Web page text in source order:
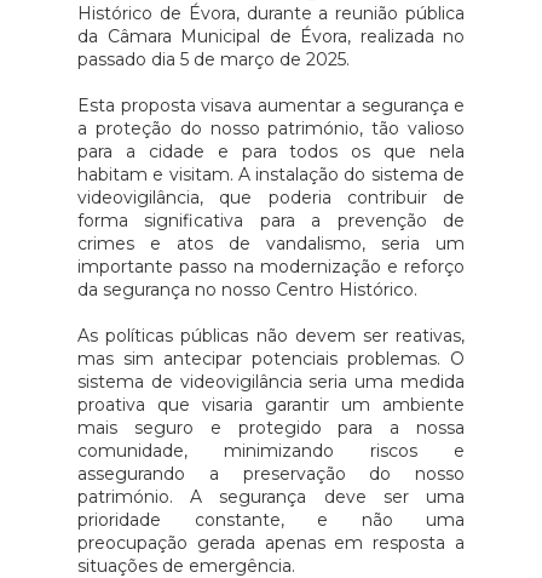
Histórico de Évora, durante a reunião pública
da Câmara Municipal de Évora, realizada no
passado dia 5 de março de 2025.
Esta proposta visava aumentar a segurança e
a proteção do nosso património, tão valioso
para a cidade e para todos os que nela
habitam e visitam. A instalação do sistema de
videovigilância, que poderia contribuir de
forma significativa para a prevenção de
crimes e atos de vandalismo, seria um
importante passo na modernização e reforço
da segurança no nosso Centro Histórico.
As políticas públicas não devem ser reativas,
mas sim antecipar potenciais problemas. O
sistema de videovigilância seria uma medida
proativa que visaria garantir um ambiente
mais seguro e protegido para a nossa
comunidade, minimizando riscos e
assegurando a preservação do nosso
património. A segurança deve ser uma
prioridade constante, e não uma
preocupação gerada apenas em resposta a
situações de emergência.